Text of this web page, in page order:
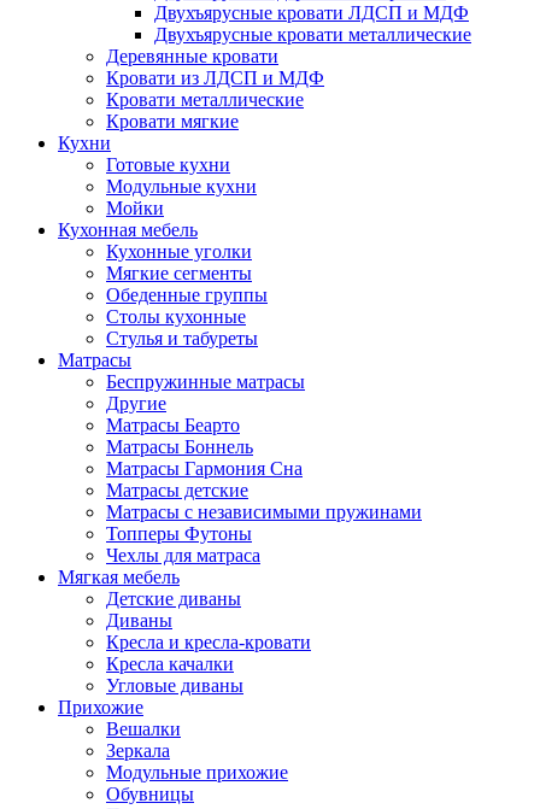
Двухъярусные кровати ЛДСП и МДФ
Двухъярусные кровати металлические
Деревянные кровати
Кровати из ЛДСП и МДФ
Кровати металлические
Кровати мягкие
Кухни
Готовые кухни
Модульные кухни
Мойки
Кухонная мебель
Кухонные уголки
Мягкие сегменты
Обеденные группы
Столы кухонные
Стулья и табуреты
Матрасы
Беспружинные матрасы
Другие
Матрасы Беарто
Матрасы Боннель
Матрасы Гармония Сна
Матрасы детские
Матрасы с независимыми пружинами
Топперы Футоны
Чехлы для матраса
Мягкая мебель
Детские диваны
Диваны
Кресла и кресла-кровати
Кресла качалки
Угловые диваны
Прихожие
Вешалки
Зеркала
Модульные прихожие
Обувницы